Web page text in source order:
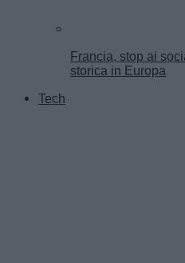
Francia, stop ai
storica in Europa
Tech